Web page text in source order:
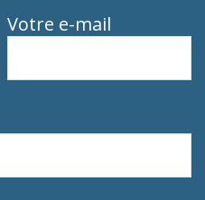
Votre e-mail